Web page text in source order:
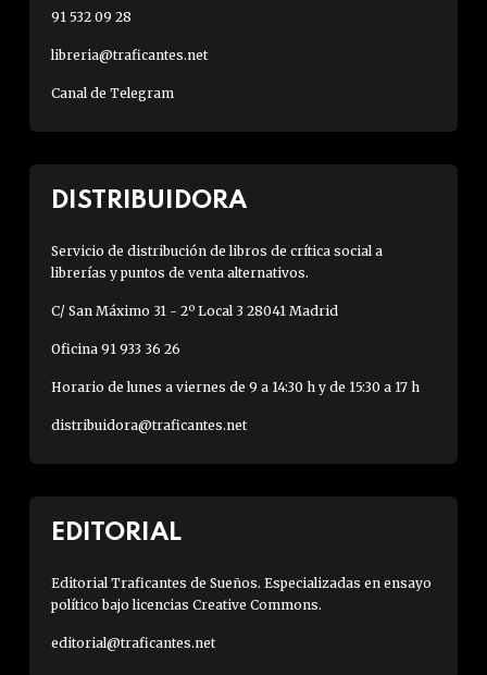
91 532 09 28
libreria@traficantes.net
Canal de Telegram
DISTRIBUIDORA
Servicio de distribución de libros de crítica social a
librerías y puntos de venta alternativos.
C/ San Máximo 31 - 2º Local 3 28041 Madrid
Oficina 91 933 36 26
Horario de lunes a viernes de 9 a 14:30 h y de 15:30 a 17 h
distribuidora@traficantes.net
EDITORIAL
Editorial Traficantes de Sueños. Especializadas en ensayo
político bajo licencias Creative Commons.
editorial@traficantes.net